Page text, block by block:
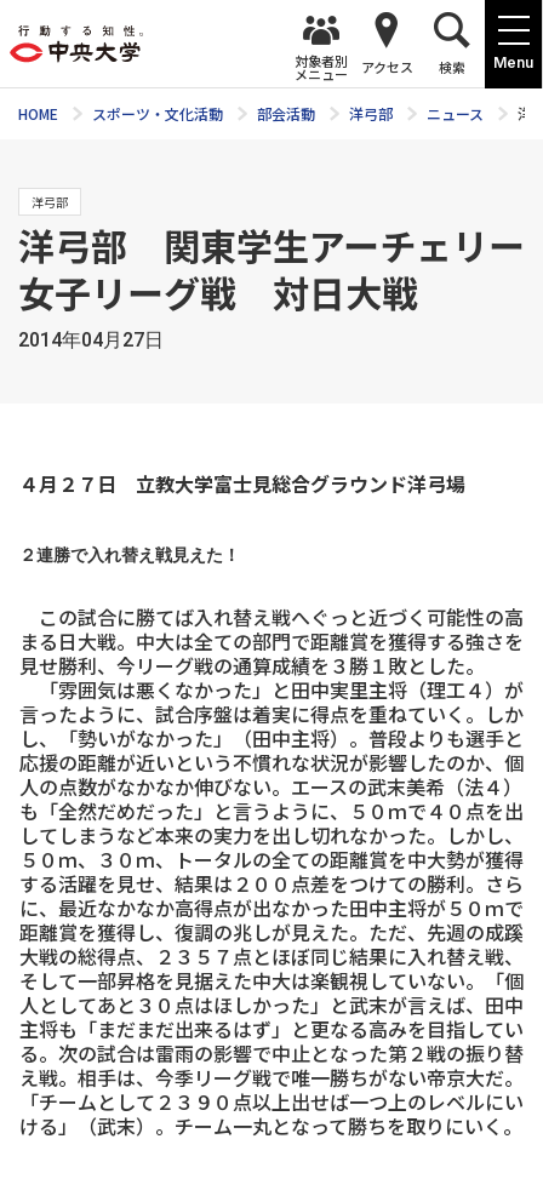
Menu
対象者別
メニュー アクセス 検索
HOME スポーツ・文化活動 部会活動 洋弓部 ニュース 洋
洋弓部
洋弓部 関東学生アーチェリー
女子リーグ戦 対日大戦
2014年04月27日
４月２７日 立教大学富士見総合グラウンド洋弓場
２連勝で入れ替え戦見えた！
この試合に勝てば入れ替え戦へぐっと近づく可能性の高
まる日大戦。中大は全ての部門で距離賞を獲得する強さを
見せ勝利、今リーグ戦の通算成績を３勝１敗とした。
「雰囲気は悪くなかった」と田中実里主将（理工４）が
言ったように、試合序盤は着実に得点を重ねていく。しか
し、「勢いがなかった」（田中主将）。普段よりも選手と
応援の距離が近いという不慣れな状況が影響したのか、個
人の点数がなかなか伸びない。エースの武末美希（法４）
も「全然だめだった」と言うように、５０ｍで４０点を出
してしまうなど本来の実力を出し切れなかった。しかし、
５０ｍ、３０ｍ、トータルの全ての距離賞を中大勢が獲得
する活躍を見せ、結果は２００点差をつけての勝利。さら
に、最近なかなか高得点が出なかった田中主将が５０ｍで
距離賞を獲得し、復調の兆しが見えた。ただ、先週の成蹊
大戦の総得点、２３５７点とほぼ同じ結果に入れ替え戦、
そして一部昇格を見据えた中大は楽観視していない。「個
人としてあと３０点はほしかった」と武末が言えば、田中
主将も「まだまだ出来るはず」と更なる高みを目指してい
る。次の試合は雷雨の影響で中止となった第２戦の振り替
え戦。相手は、今季リーグ戦で唯一勝ちがない帝京大だ。
「チームとして２３９０点以上出せば一つ上のレベルにい
ける」（武末）。チーム一丸となって勝ちを取りにいく。